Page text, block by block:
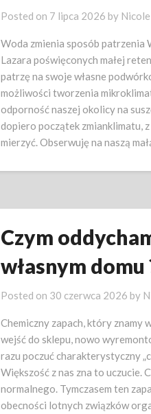
Posted on 7 lipca 2026 by Nicole
Woda zmienia sposób patrzenia
Lazara poświęconych małej
patrzę na swoje własne
możliwości tworzenia
odporność naszej okolicy na
dopiero początek zmianklimatu,
mierzyć. Obserwuję na naszą
Czym
własnym domu
Posted on 30 czerwca 2026 by
Chemiczny zapach, który znamy
wejść do sklepu, nowo
razu poczuć charakterystyczny
Większość z nas zna to uczucie.
normalnego. Tymczasem ten
obecności lotnych związków